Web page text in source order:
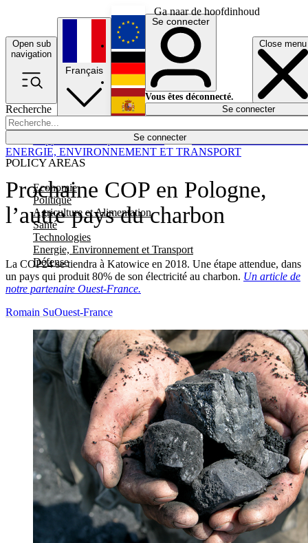
Ga naar de hoofdinhoud
Open sub
navigation
Close menu
Recherche
Se connecter
POLICY AREAS
Economie
Politique
Agriculture et Alimentation
Santé
Technologies
Energie, Environnement et Transport
Défense
Économie
Français
English
Deutsch
Español
Se connecter
Vous êtes déconnecté.
Se connecter
Prochaine COP en Pologne,
l’autre pays du charbon
La COP24 se tiendra à Katowice en 2018. Une étape attendue, dans
un pays qui produit 80% de son électricité au charbon. Un article de
notre partenaire Ouest-France.
ENERGIE, ENVIRONNEMENT ET TRANSPORT
Romain SuOuest-France